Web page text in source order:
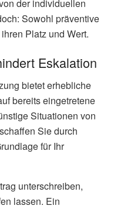
der individuellen
Sowohl präventive
Platz und Wert.
Eskalation
bietet erhebliche
bereits eingetretene
Situationen von
Sie durch
für Ihr
unterschreiben,
lassen. Ein